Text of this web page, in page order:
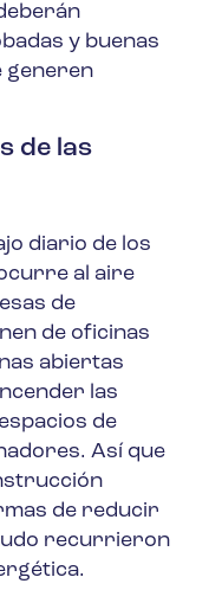
y buenas
generen
de las
diario de los
al aire
de
de oficinas
abiertas
las
de
Así que
de reducir
recurrieron